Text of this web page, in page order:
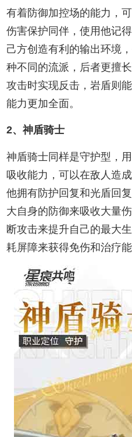
有着防御加控场的能力，
伤害保护同伴，使用他记
己方创造有利的输出环境
种不同的流派，后者更擅
攻击时实现反击，岩盾则
能力更加全面。
2、神盾骑士
神盾骑士同样是守护型，
吸收能力，可以在敌人造
他拥有防护回复和光盾回
大自身的防御来吸收大量
断攻击来提升自己的最大
耗屏障来获得免伤和治疗